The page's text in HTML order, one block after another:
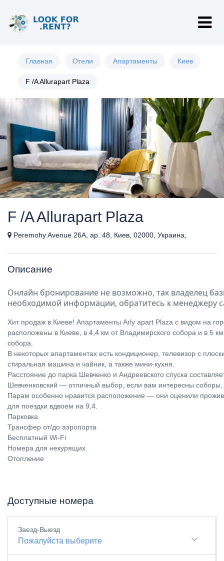
Главная Отели Апартаменты Киев
F /A Allurapart Plaza
F /A Allurapart Plaza
Peremohy Avenue 26A, ap. 48, Киев, 02000, Украина,
Описание
Онлайн бронирование не возможно, так владелец
необходимой информации, обратитесь к менеджеру
Хит продаж в Киеве! Апартаменты Arly apart Plaza с видом на
расположены в Киеве, в 4,4 км от Владимирского собора и в 5
собора.
В некоторых апартаментах есть кондиционер, телевизор с
стиральная машина и чайник, а также мини-кухня.
Расстояние до парка Шевченко и Андреевского спуска
Шевченковский — отличный выбор, если вам интересны соборы,
Парам особенно нравится расположение — они оценили
для поездки вдвоем на 9,4.
Парковка
Трансфер от/до аэропорта
Бесплатный Wi-Fi
Номера для некурящих
Отопление
Доступные номера
Заезд-Выезд
Пожалуйста выберите